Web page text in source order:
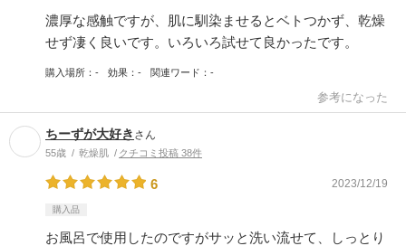
濃厚な感触ですが、肌に馴染ませるとベトつかず、乾燥
せず凄く良いです。いろいろ試せて良かったです。
購入場所 - 効果 - 関連ワード -
参考になった
ちーずが大好き さん
55歳 乾燥肌 クチコミ投稿 38件
6 2023/12/19
購入品
お風呂で使用したのですがサッと洗い流せて、しっとり